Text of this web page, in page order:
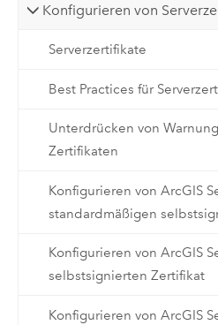
Konfigurieren von
Serverzertifikate
Best Practices für
Unterdrücken von
Zertifikaten
Konfigurieren von ArcGIS
standardmäßigen
Konfigurieren von ArcGIS
selbstsignierten Zertifikat
Konfigurieren von ArcGIS